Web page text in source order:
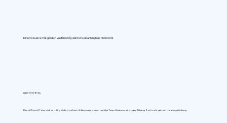
DirectCloud ra mắt gói dịch vụ đám mây dành cho doanh nghiệp nhóm mới.
0:00 22/7/26
DirectCloud (Tokyo) sẽ ra mắt gói dịch vụ lưu trữ đám mây doanh nghiệp Team Business vào ngày 1 tháng 9, với mức giá tính theo người dùng.